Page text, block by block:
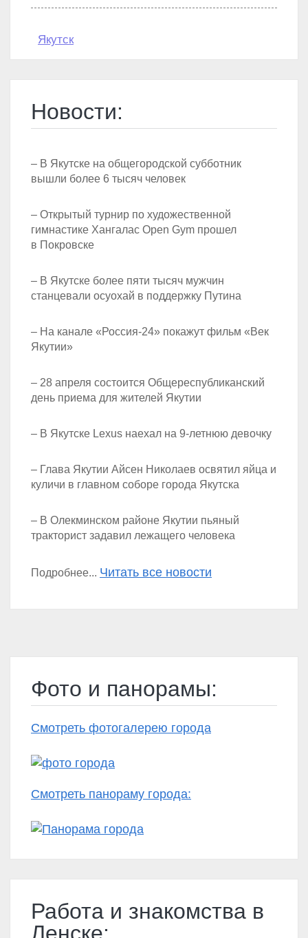
Якутск
Новости:
– В Якутске на общегородской субботник
вышли более 6 тысяч человек
– Открытый турнир по художественной
гимнастике Хангалас Open Gym прошел
в Покровске
– В Якутске более пяти тысяч мужчин
станцевали осуохай в поддержку Путина
– На канале «Россия-24» покажут фильм «Век
Якутии»
– 28 апреля состоится Общереспубликанский
день приема для жителей Якутии
– В Якутске Lexus наехал на 9-летнюю девочку
– Глава Якутии Айсен Николаев освятил яйца и
куличи в главном соборе города Якутска
– В Олекминском районе Якутии пьяный
тракторист задавил лежащего человека
Подробнее... Читать все новости
Фото и панорамы:
Смотреть фотогалерею города
Смотреть панораму города:
Работа и знакомства в
Ленске: